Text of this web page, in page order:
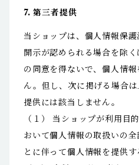
7. 第三者提供
当ショップは、個人情報保
開示が認められる場合を除
の同意を得ないで、個人情
ん。但し、次に掲げる場合
提供には該当しません。
（１） 当ショップが利用目
おいて個人情報の取扱いの
とに伴って個人情報を提供